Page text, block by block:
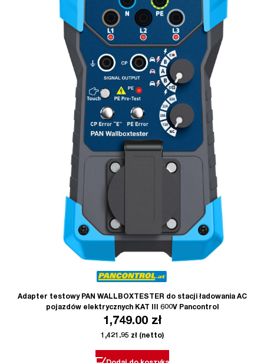
Adapter testowy PAN WALLBOXTESTER do stacji ładowania AC
pojazdów elektrycznych KAT III 600V Pancontrol
1,749.00 zł
1,421.95 zł(netto)